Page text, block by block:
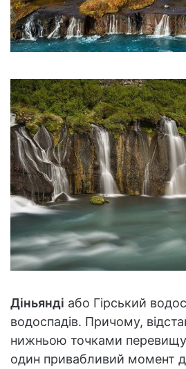
Діньянді або Гірський
водоспадів. Причому,
нижньою точками
один привабливий момент